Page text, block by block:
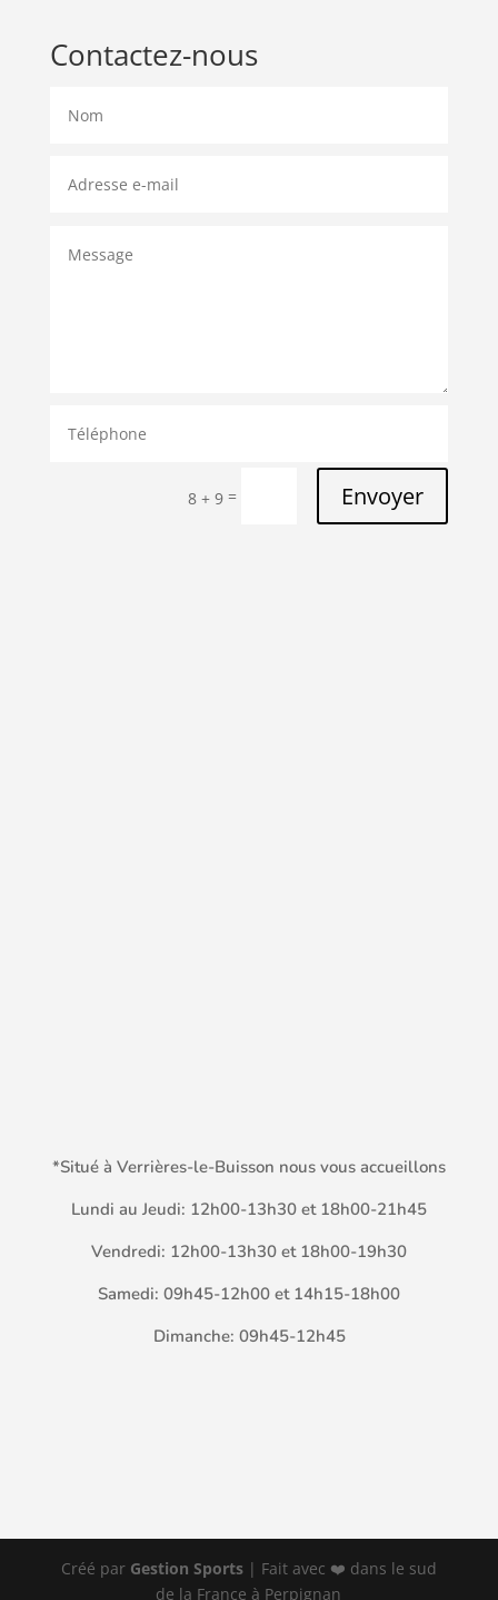
Contactez-nous
8 + 9 = Envoyer
*Situé à Verrières-le-Buisson nous vous accueillons
Lundi au Jeudi: 12h00-13h30 et 18h00-21h45
Vendredi: 12h00-13h30 et 18h00-19h30
Samedi: 09h45-12h00 et 14h15-18h00
Dimanche: 09h45-12h45
Créé par Gestion Sports| Fait avec ❤️ dans le sud
de la France à Perpignan